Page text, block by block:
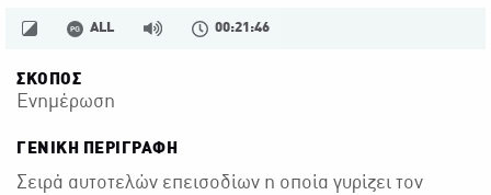
ALL 00:21:46
ΣΚΟΠΟΣ
Ενημέρωση
ΓΕΝΙΚΉ ΠΕΡΙΓΡΑΦΉ
Σειρά αυτοτελών επεισοδίων η οποία γυρίζει τον